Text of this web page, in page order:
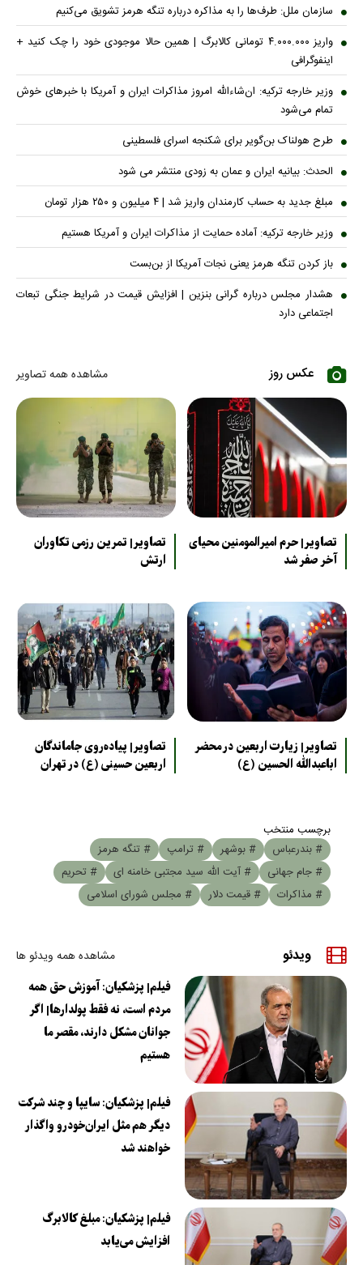
سازمان ملل: طرف‌ها را به مذاکره درباره تنگه هرمز تشویق می‌کنیم
واریز ۴.۰۰۰.۰۰۰ تومانی کالابرگ | همین حالا موجودی خود را چک کنید +
اینفوگرافی
وزیر خارجه ترکیه: ان‌شاءالله امروز مذاکرات ایران و آمریکا با خبرهای خوش
تمام می‌شود
طرح هولناک بن‌گویر برای شکنجه اسرای فلسطینی
الحدث: بیانیه ایران و عمان به زودی منتشر می شود
مبلغ جدید به حساب کارمندان واریز شد | ۴ میلیون و ۲۵۰ هزار تومان
وزیر خارجه ترکیه: آماده حمایت از مذاکرات ایران و آمریکا هستیم
باز کردن تنگه هرمز یعنی نجات آمریکا از بن‌بست
هشدار مجلس درباره گرانی بنزین | افزایش قیمت در شرایط جنگی تبعات
اجتماعی دارد
عکس روز مشاهده همه تصاویر
تصاویر| حرم امیرالمومنین محیای
آخر صفر شد
تصاویر| تمرین رزمی تکاوران
ارتش
تصاویر| زیارت اربعین در محضر
اباعبدالله الحسین (ع)
تصاویر| پیاده‌روی جاماندگان
اربعین حسینی (ع) در تهران
برچسب منتخب
# بندرعباس
# بوشهر # ترامپ
# تنگه هرمز
# جام جهانی
# آیت الله سید مجتبی خامنه ای
# تحریم
# مذاکرات
# قیمت دلار # مجلس شورای اسلامی
ویدئو مشاهده همه ویدئو ها
فیلم| پزشکیان: آموزش حق همه
مردم است، نه فقط پولدارها| اگر
جوانان مشکل دارند، مقصر ما
هستیم
فیلم| پزشکیان: سایپا و چند شرکت
دیگر هم مثل ایران‌خودرو واگذار
خواهند شد
فیلم| پزشکیان: مبلغ کالابرگ
افزایش می‌یابد